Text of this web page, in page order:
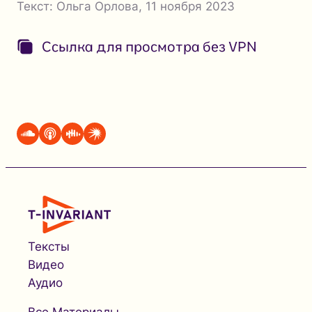
Текст: Ольга Орлова, 11 ноября 2023
Ссылка для просмотра без VPN
Тексты
Видео
Аудио